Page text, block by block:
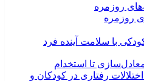
روزمره
با سلامت آینده فرد
تا استخدام